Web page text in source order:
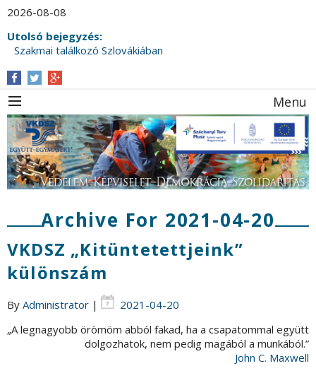
2026-08-08
Utolsó bejegyzés:
Szakmai találkozó Szlovákiában
Ünnepi választmányi értekezletet tartott a
Menu
Archive For 2021-04-20
VKDSZ „Kitüntetettjeink”
különszám
By Administrator |
2021-04-20
„A legnagyobb örömöm abból fakad, ha a csapatommal együtt
dolgozhatok, nem pedig magából a munkából.”
John C. Maxwell